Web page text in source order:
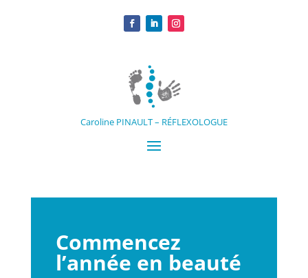
Caroline PINAULT – RÉFLEXOLOGUE
Commencez
l’année en beauté